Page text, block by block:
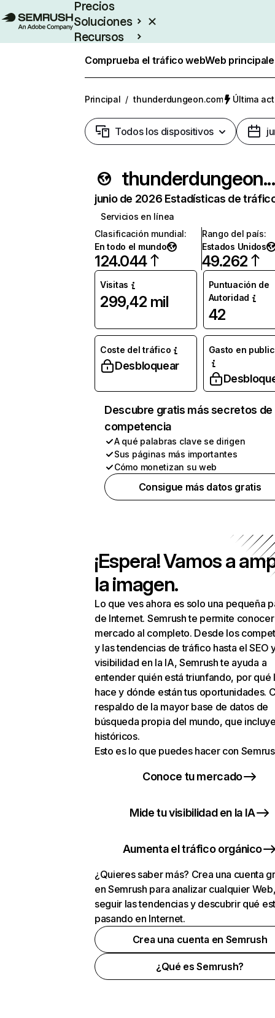
Precios
Soluciones
Recursos
Comprueba el tráfico webWeb
Principal / thunderdungeon.com Última
Todos los dispositivos
junio de 2026 Estadísticas de
Servicios en línea
Clasificación mundial:
En todo el mundo
124.044
Rango del país:
Estados Unidos
49.262
Visitas
299,42 mil
Puntuación de
Autoridad
42
Coste del tráfico
Desbloquear
Gasto en
Descubre gratis más secretos de
competencia
A qué palabras clave se dirigen
Sus páginas más importantes
Cómo monetizan su web
Consigue más datos gratis
¡Espera! Vamos a
la imagen.
Lo que ves ahora es solo una pequeña
de Internet. Semrush te permite
mercado al completo. Desde los
y las tendencias de tráfico hasta el SEO
visibilidad en la IA, Semrush te ayuda a
entender quién está triunfando, por qué
hace y dónde están tus oportunidades.
respaldo de la mayor base de datos de
búsqueda propia del mundo, que
históricos.
Esto es lo que puedes hacer con
Conoce tu mercado
Mide tu visibilidad en la IA
Aumenta el tráfico orgánico
¿Quieres saber más? Crea una cuenta
en Semrush para analizar cualquier
seguir las tendencias y descubrir qué
pasando en Internet.
Crea una cuenta en Semrush
¿Qué es Semrush?